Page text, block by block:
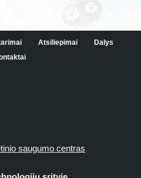
Atsiliepimai
Dalys
saugumo centras